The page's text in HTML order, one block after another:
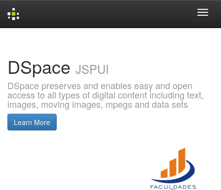
DSpace JSPUI
DSpace preserves and enables easy and open
access to all types of digital content including text,
images, moving images, mpegs and data sets
Learn More